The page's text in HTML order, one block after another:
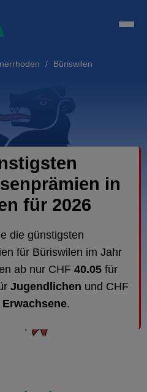
/ Büriswilen
in
für 2026
die günstigsten
für Büriswilen im Jahr
ab nur CHF 40.05für
Jugendlichen und CHF
Erwachsene.